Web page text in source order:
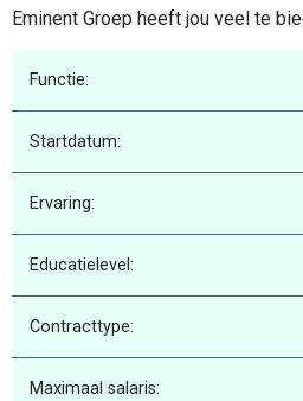
Eminent Groep heeft jou veel te
Functie:
Startdatum:
Ervaring:
Educatielevel:
Contracttype:
Maximaal salaris: